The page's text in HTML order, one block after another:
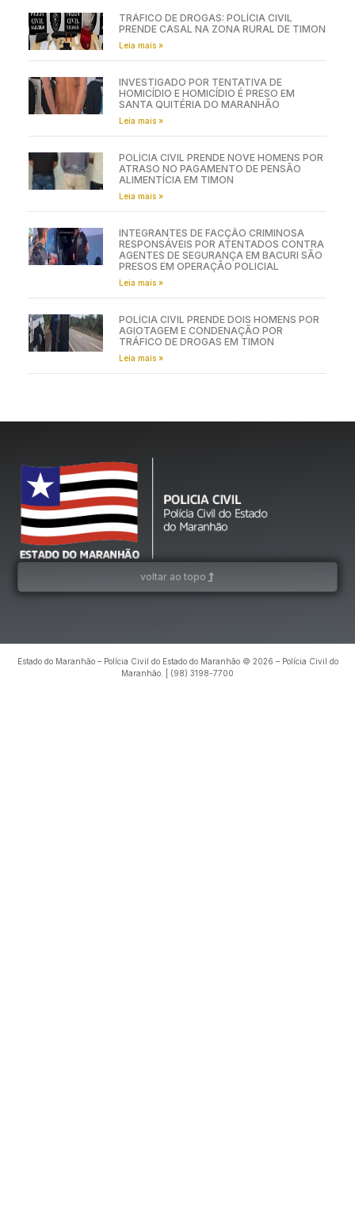
TRÁFICO DE DROGAS: POLÍCIA CIVIL
PRENDE CASAL NA ZONA RURAL DE TIMON
Leia mais »
INVESTIGADO POR TENTATIVA DE
HOMICÍDIO E HOMICÍDIO É PRESO EM
SANTA QUITÉRIA DO MARANHÃO
Leia mais »
POLÍCIA CIVIL PRENDE NOVE HOMENS POR
ATRASO NO PAGAMENTO DE PENSÃO
ALIMENTÍCIA EM TIMON
Leia mais »
INTEGRANTES DE FACÇÃO CRIMINOSA
RESPONSÁVEIS POR ATENTADOS CONTRA
AGENTES DE SEGURANÇA EM BACURI SÃO
PRESOS EM OPERAÇÃO POLICIAL
Leia mais »
POLÍCIA CIVIL PRENDE DOIS HOMENS POR
AGIOTAGEM E CONDENAÇÃO POR
TRÁFICO DE DROGAS EM TIMON
Leia mais »
voltar ao topo
Estado do Maranhão – Polícia Civil do Estado do Maranhão © 2026 – Polícia Civil do
Maranhão. | (98) 3198-7700